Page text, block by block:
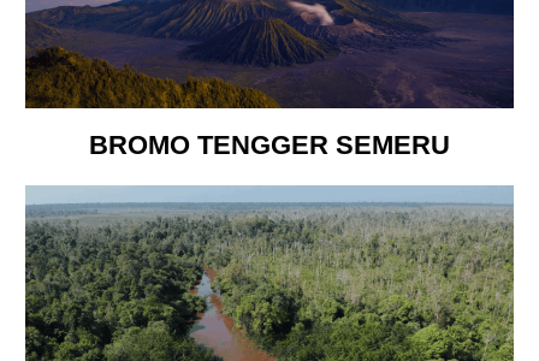
BROMO TENGGER SEMERU